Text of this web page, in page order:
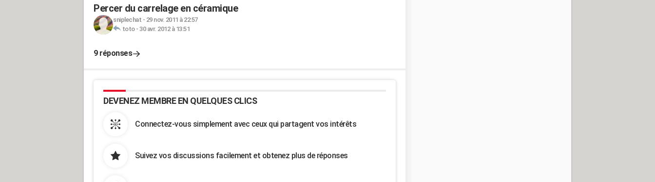
Percer du carrelage en céramique
sniplechat - 29 nov. 2011 à 22:57
toto- 30 avr. 2012 à 13:51
9 réponses
DEVENEZ MEMBRE EN QUELQUES CLICS
Connectez-vous simplement avec ceux qui partagent vos intérêts
Suivez vos discussions facilement et obtenez plus de réponses